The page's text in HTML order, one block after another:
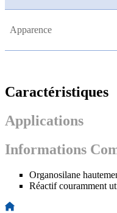
Apparence
Caractéristiques
Applications
Informations
Organosilane
Réactif couramment